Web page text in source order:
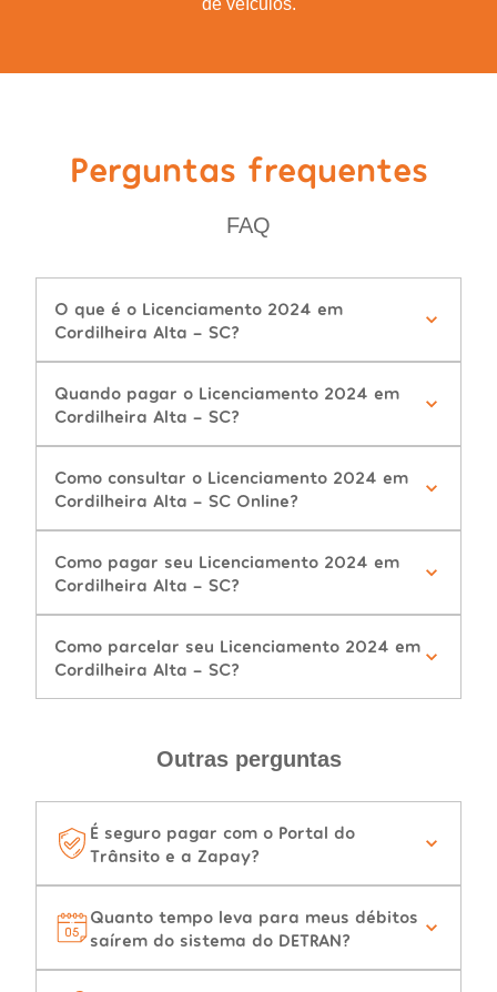
de veículos.
Perguntas frequentes
FAQ
O que é o Licenciamento 2024 em
Cordilheira Alta - SC?
Quando pagar o Licenciamento 2024 em
Cordilheira Alta - SC?
Como consultar o Licenciamento 2024 em
Cordilheira Alta - SC Online?
Como pagar seu Licenciamento 2024 em
Cordilheira Alta - SC?
Como parcelar seu Licenciamento 2024 em
Cordilheira Alta - SC?
Outras perguntas
É seguro pagar com o Portal do
Trânsito e a Zapay?
Quanto tempo leva para meus débitos
saírem do sistema do DETRAN?